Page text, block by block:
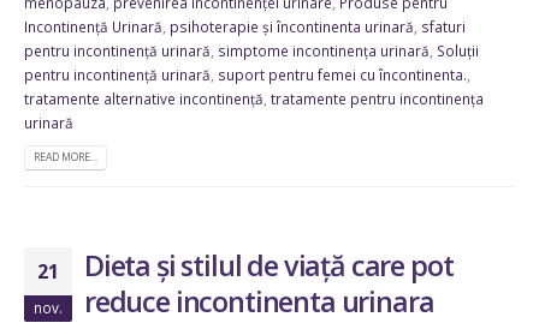
Incontinență Urinară psihoterapie și încontinenta urinară sfaturi
pentru incontinență urinară simptome incontinența urinară Soluții
pentru incontinență urinară suport pentru femei cu încontinenta.
tratamente alternative incontinență tratamente pentru incontinența
urinară
READ MORE...
21
nov.
Dieta și stilul de viață care pot
reduce incontinenta urinara